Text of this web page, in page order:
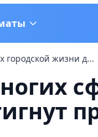
городской жизни д...